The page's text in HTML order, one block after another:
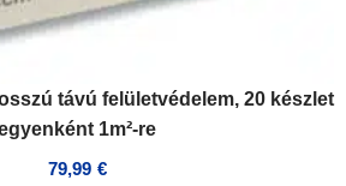
távú felületvédelem, 20 készlet
1m²-re
79,99 €